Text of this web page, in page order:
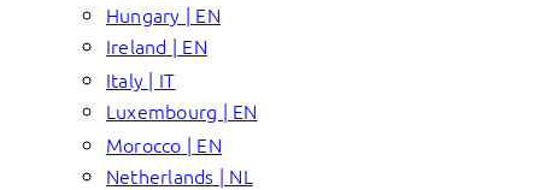
Hungary | EN
Ireland | EN
Italy | IT
Luxembourg | EN
Morocco | EN
Netherlands | NL